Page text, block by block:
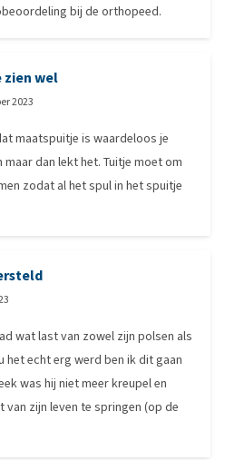
bij de orthopeed.
zien wel
2023
maatspuitje is waardeloos je
dan lekt het. Tuitje moet om
zodat al het spul in het spuitje
wat last van zowel zijn polsen als
het echt erg werd ben ik dit gaan
was hij niet meer kreupel en
zijn leven te springen (op de